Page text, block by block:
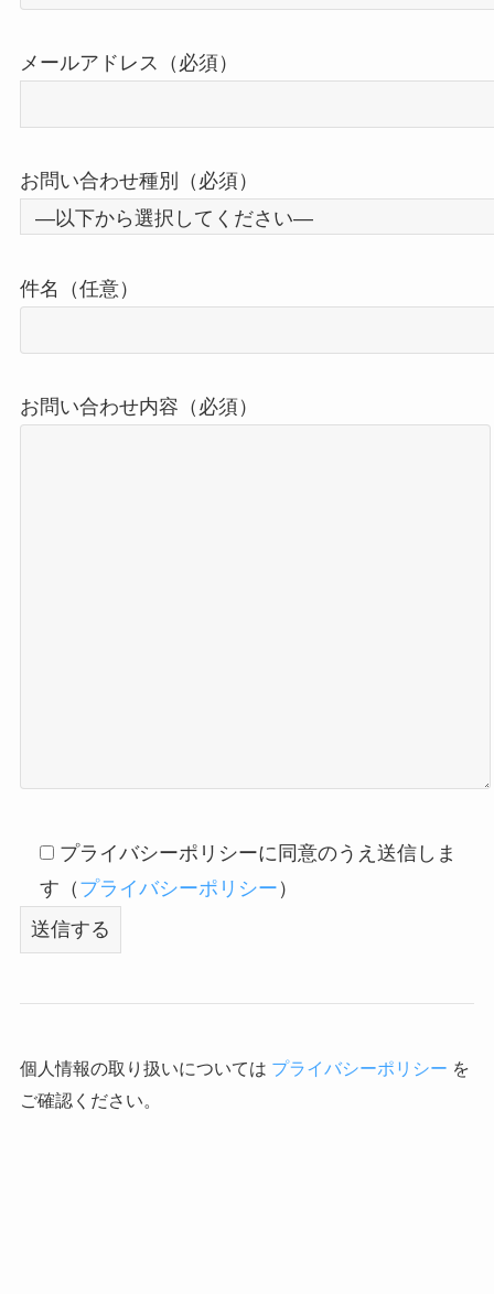
メールアドレス（必須）
お問い合わせ種別（必須）
件名（任意）
お問い合わせ内容（必須）
プライバシーポリシーに同意のうえ送信しま
す（ プライバシーポリシー ）
個人情報の取り扱いについては プライバシーポリシー を
ご確認ください。